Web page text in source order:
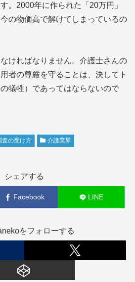
。2000年に作られた「20万円」
の物価高で解けてしまっているの
ければなりません。介護士さんの
者の尊厳を守ることは、決してト
犠牲）であってはならないので
査の受け方
介護業界
シェアする
Facebook LINE
をフォローする